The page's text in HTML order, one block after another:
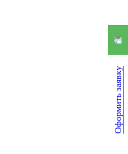
Оформить заявку